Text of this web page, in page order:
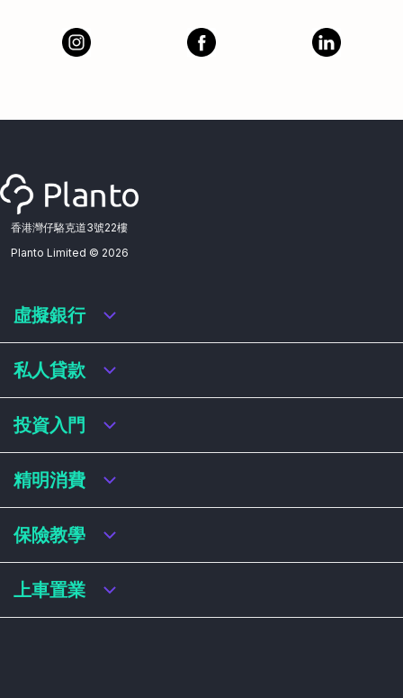
香港灣仔駱克道3號22樓
Planto Limited © 2026
虛擬銀行
虛擬銀行迎新優惠
虛擬銀行存款利率比較
虛擬銀行銀扣賬卡 / 信用卡
虛擬銀行貸款
私人貸款
私人貸款年利率比較
網上即批貸款
結餘轉戶
稅務貸款
財務公司貸款
投資入門
港股戶口收費及迎新優惠
基金平台比較
買加密貨幣教學
精明消費
網購信用卡
飛行里數信用卡
學生信用卡
保險教學
買保險基本概念
上車置業